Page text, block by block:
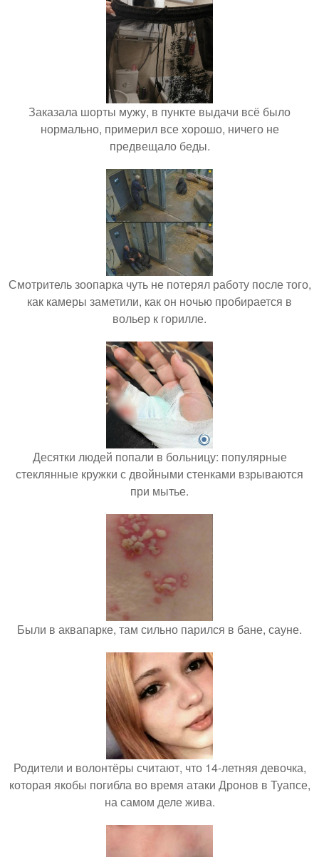
Заказала шорты мужу, в пункте выдачи всё было
нормально, примерил все хорошо, ничего не
предвещало беды.
Смотритель зоопарка чуть не потерял работу после того,
как камеры заметили, как он ночью пробирается в
вольер к горилле.
Десятки людей попали в больницу: популярные
стеклянные кружки с двойными стенками взрываются
при мытье.
Были в аквапарке, там сильно парился в бане, сауне.
Родители и волонтёры считают, что 14-летняя девочка,
которая якобы погибла во время атаки Дронов в Туапсе,
на самом деле жива.